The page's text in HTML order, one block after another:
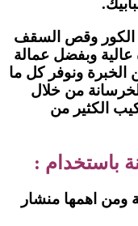
الكور وقص السقف
وبفضل عمالة
ونوفر كل ما
من خلال
الكثير من
باستخدام :
ومن اهمها منشار